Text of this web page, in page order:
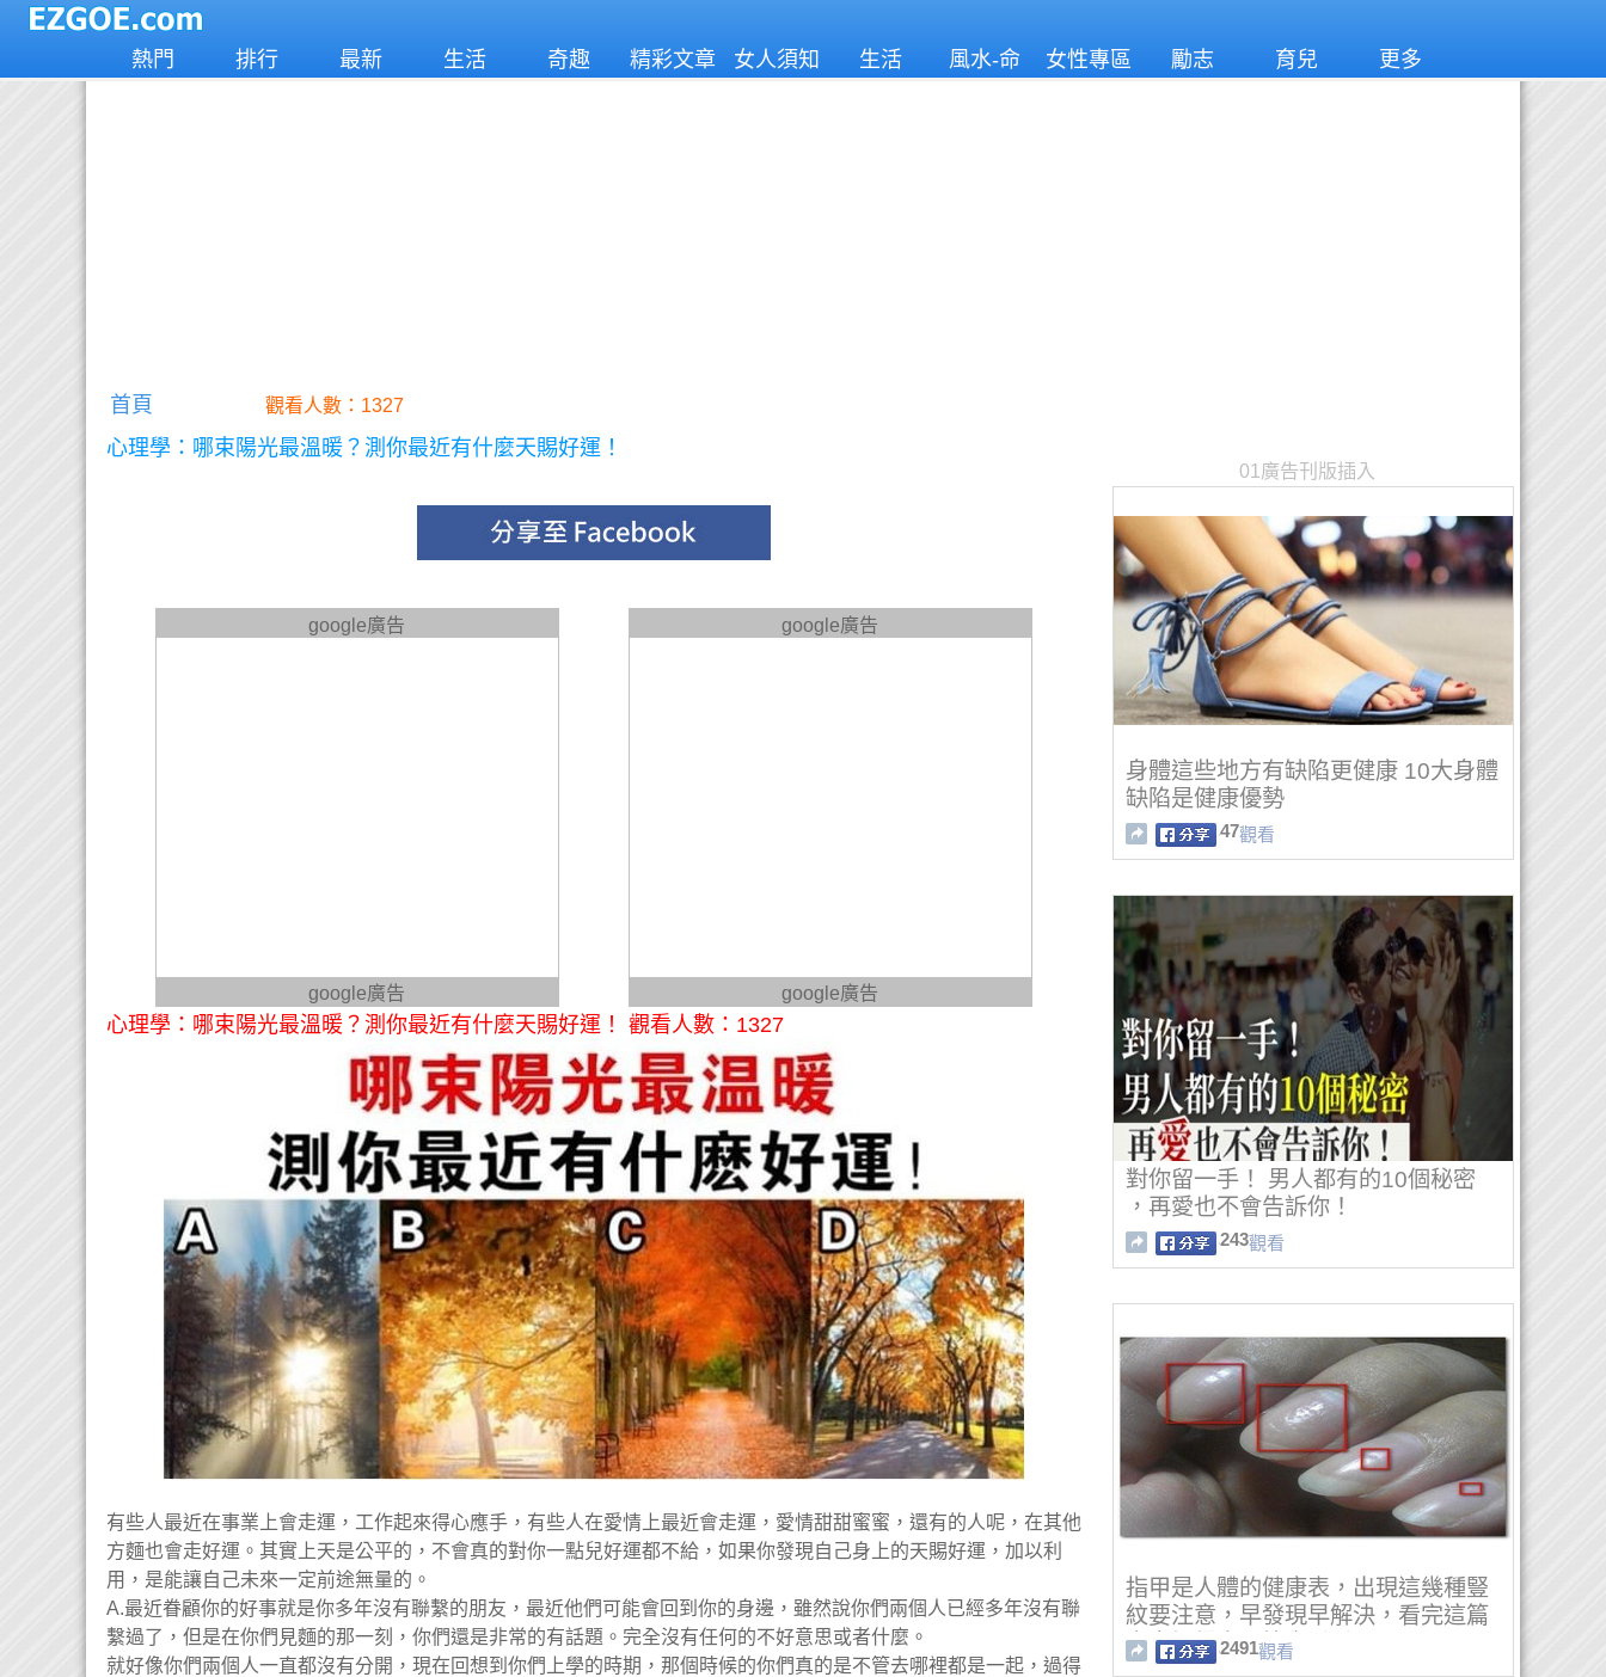
熱門 排行 最新 生活 奇趣 精彩文章 女人須知 生活
風水-命
女性專區 勵志 育兒 更多
首頁 觀看人數：1327
心理學：哪束陽光最溫暖？測你最近有什麼天賜好運！
google廣告
google廣告
google廣告
google廣告
心理學：哪束陽光最溫暖？測你最近有什麼天賜好運！ 觀看人數：1327
有些人最近在事業上會走運，工作起來得心應手，有些人在愛情上最近會走運，愛情甜甜蜜蜜，還有的人呢，在其他
方麵也會走好運。其實上天是公平的，不會真的對你一點兒好運都不給，如果你發現自己身上的天賜好運，加以利
用，是能讓自己未來一定前途無量的。
A.最近眷顧你的好事就是你多年沒有聯繫的朋友，最近他們可能會回到你的身邊，雖然說你們兩個人已經多年沒有聯
繫過了，但是在你們見麵的那一刻，你們還是非常的有話題。完全沒有任何的不好意思或者什麼。
就好像你們兩個人一直都沒有分開，現在回想到你們上學的時期，那個時候的你們真的是不管去哪裡都是一起，過得
01廣告刊版插入
身體這些地方有缺陷更健康 10大身體
缺陷是健康優勢
47觀看
對你留一手！ 男人都有的10個秘密
，再愛也不會告訴你！
243觀看
指甲是人體的健康表，出現這幾種豎
紋要注意，早發現早解決，看完這篇
文章記得自己檢查看看！
2491觀看